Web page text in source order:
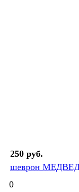
250 руб.
шеврон
0